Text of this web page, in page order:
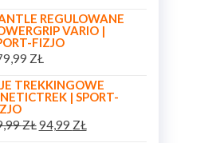
REGULOWANE
VARIO |
FIZJO
ZŁ
TREKKINGOWE
| SPORT-
ZŁ94,99 ZŁ